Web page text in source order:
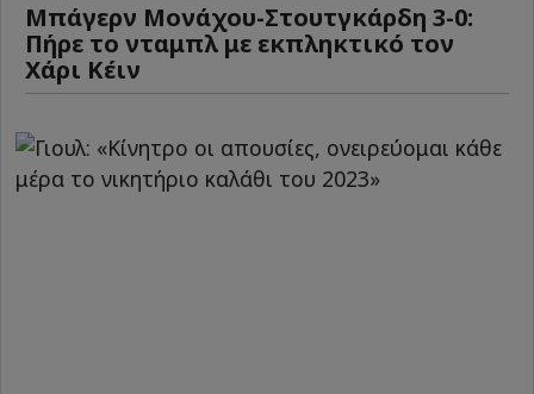
Μπάγερν Μονάχου-Στουτγκάρδη 3-0:
Πήρε το νταμπλ με εκπληκτικό τον
Χάρι Κέιν